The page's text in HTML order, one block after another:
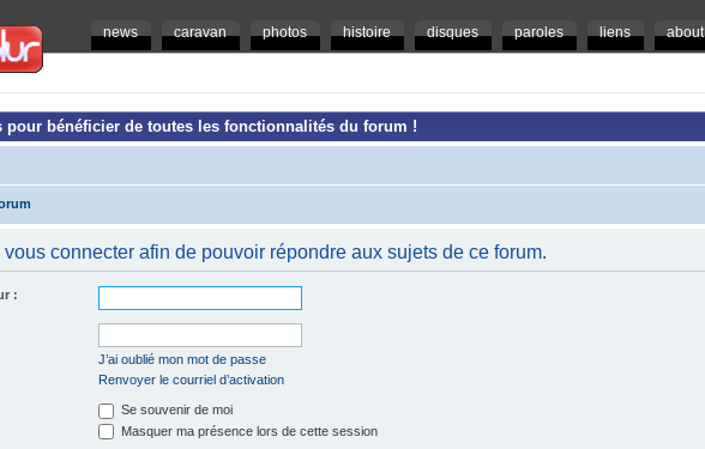
news caravan photos histoire disques paroles liens about
pour bénéficier de toutes les fonctionnalités du forum !
connecter afin de pouvoir répondre aux sujets de ce forum.
:
J’ai oublié mon mot de passe
Renvoyer le courriel d’activation
Se souvenir de moi
Masquer ma présence lors de cette session